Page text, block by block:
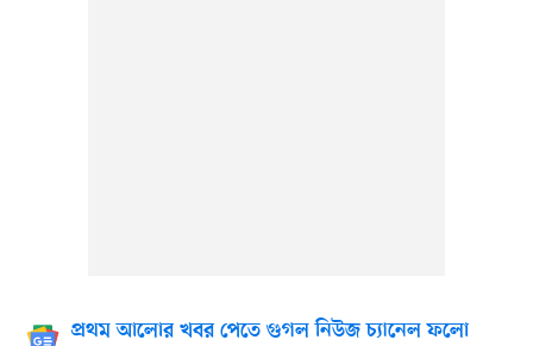
প্রথম আলোর খবর পেতে গুগল নিউজ চ্যানেল ফলো